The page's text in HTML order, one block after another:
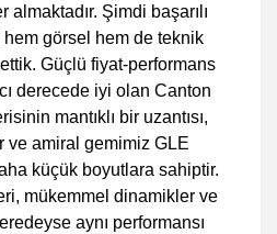
almaktadır. Şimdi başarılı
görsel hem de teknik
Güçlü fiyat-performans
derecede iyi olan Canton
mantıklı bir uzantısı,
ve amiral gemimiz GLE
küçük boyutlara sahiptir.
mükemmel dinamikler ve
aynı performansı